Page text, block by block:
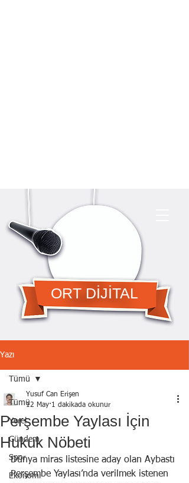
ORT DİJİTAL
Yazı
Tümü
Yerel
Gündem
Spor
Ekonomi
Tümü
Perşembe Yaylası İçin
Hukuk Nöbeti
Yusuf Can Erişen
12 May 1 dakikada okunur
Dünya miras listesine aday olan Aybastı
Perşembe Yaylası’nda verilmek istenen